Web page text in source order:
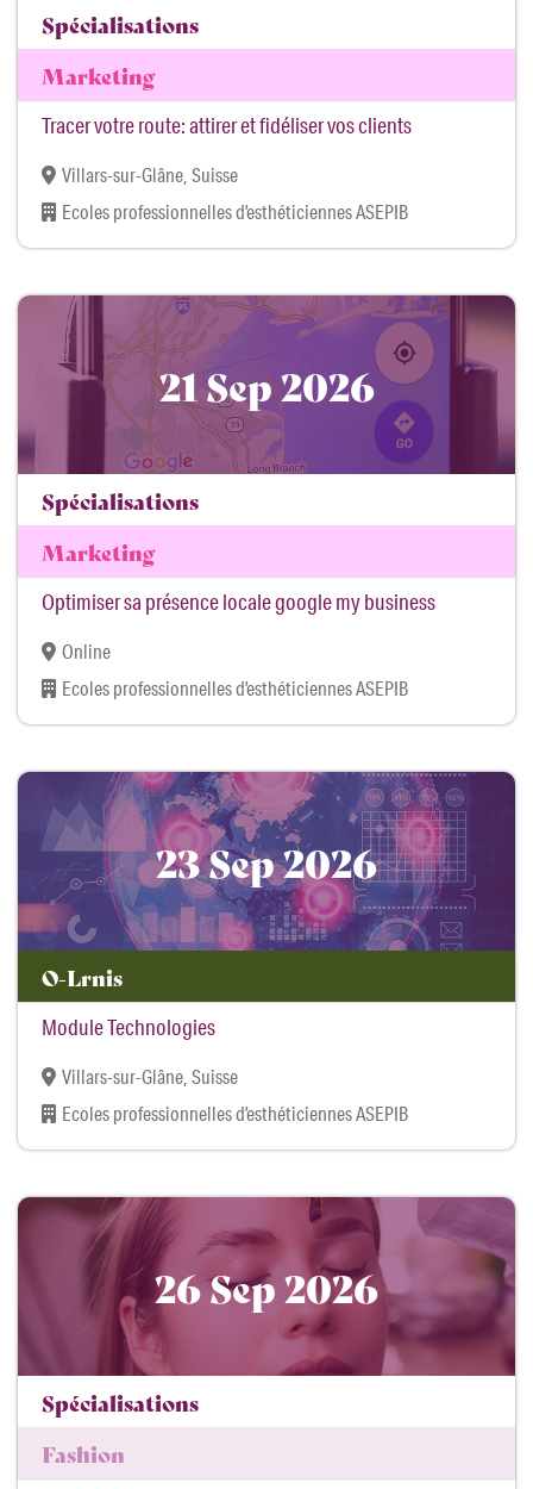
Spécialisations
Marketing
Tracer votre route: attirer et fidéliser vos clients
Villars-sur-Glâne, Suisse
Ecoles professionnelles d’esthéticiennes ASEPIB
21 Sep 2026
Spécialisations
Marketing
Optimiser sa présence locale google my business
Online
Ecoles professionnelles d’esthéticiennes ASEPIB
23 Sep 2026
O-Lrnis
Module Technologies
Villars-sur-Glâne, Suisse
Ecoles professionnelles d’esthéticiennes ASEPIB
26 Sep 2026
Spécialisations
Fashion